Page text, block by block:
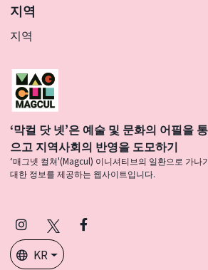
지역
지역
‘막컬 닷 넷’은 예술 및 문화의 어필을
으고 지역사회의 반영을 도모하기
‘매그넷 컬쳐'(Magcul) 이니셔티브의 일환으로 가나
대한 정보를 제공하는 웹사이트입니다.
Instagram
(Twitter)
Facebook
KR